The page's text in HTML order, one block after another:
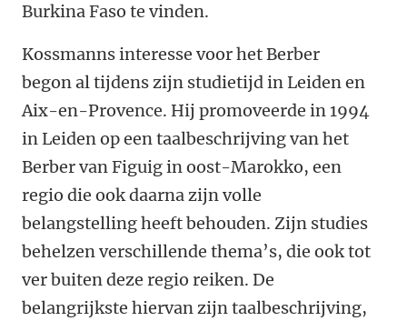
Burkina Faso te vinden.
Kossmanns interesse voor het Berber
begon al tijdens zijn studietijd in Leiden en
Aix-en-Provence. Hij promoveerde in 1994
in Leiden op een taalbeschrijving van het
Berber van Figuig in oost-Marokko, een
regio die ook daarna zijn volle
belangstelling heeft behouden. Zijn studies
behelzen verschillende thema’s, die ook tot
ver buiten deze regio reiken. De
belangrijkste hiervan zijn taalbeschrijving,